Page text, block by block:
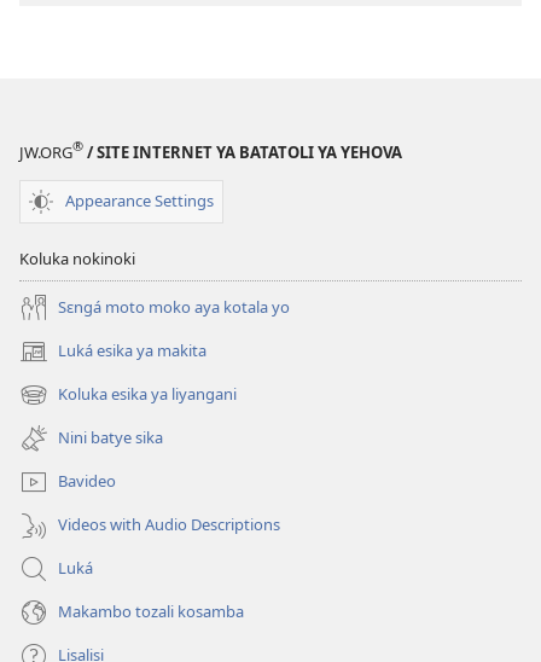
JW.ORG® / SITE INTERNET YA BATATOLI YA YEHOVA
Appearance Settings
Koluka nokinoki
Sɛngá moto moko aya kotala yo
Luká esika ya makita
(fungolá
fenɛtrɛ
mosusu)
Koluka esika ya liyangani
(fungolá
fenɛtrɛ
mosusu)
Nini batye sika
Bavideo
Videos with Audio Descriptions
Luká
Makambo tozali kosamba
Lisalisi